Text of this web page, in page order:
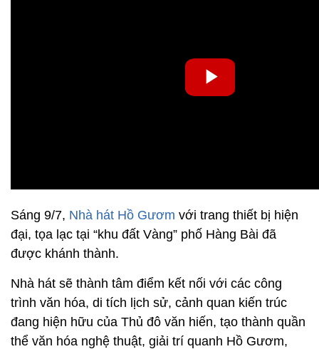
Sáng 9/7, Nhà hát Hồ Gươm với trang thiết bị hiện
đại, tọa lạc tại “khu đất Vàng” phố Hàng Bài đã
được khánh thành.
Nhà hát sẽ thành tâm điểm kết nối với các công
trình văn hóa, di tích lịch sử, cảnh quan kiến trúc
đang hiện hữu của Thủ đô văn hiến, tạo thành quần
thể văn hóa nghệ thuật, giải trí quanh Hồ Gươm,